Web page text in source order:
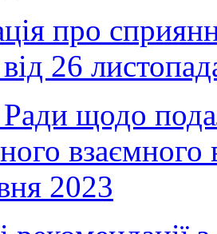
про
26
щодо
взаємного
2023